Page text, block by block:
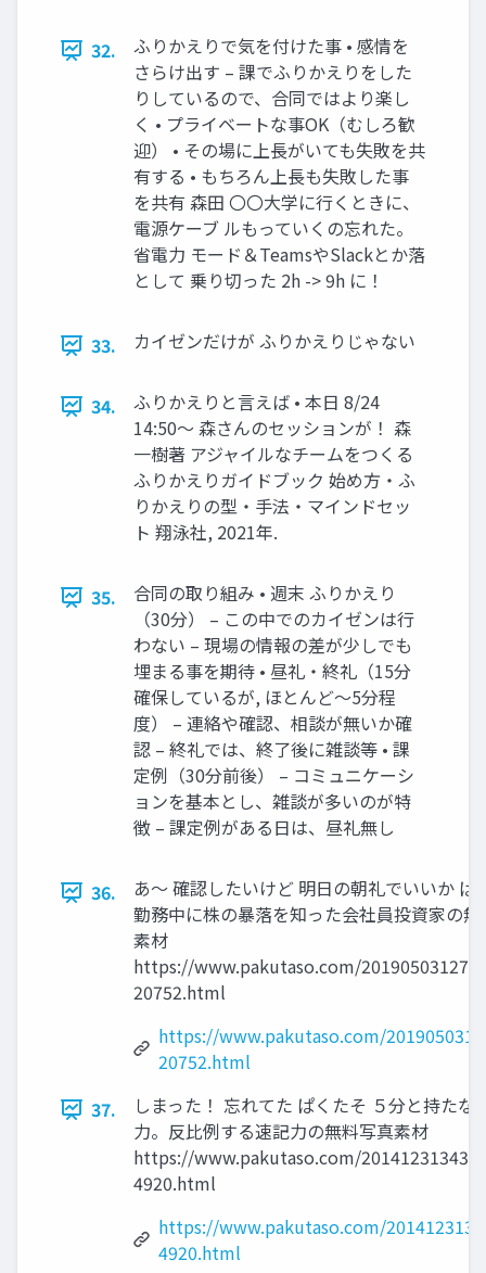
32.
ふりかえりで気を付けた事 • 感情を
さらけ出す – 課でふりかえりをした
りしているので、合同ではより楽し
く • プライベートな事OK（むしろ歓
迎） • その場に上長がいても失敗を共
有する • もちろん上長も失敗した事
を共有 森田 〇〇大学に行くときに、
電源ケーブ ルもっていくの忘れた。
省電力 モード＆TeamsやSlackとか落
として 乗り切った 2h -> 9h に！
33. カイゼンだけが ふりかえりじゃない
34.
ふりかえりと言えば • 本日 8/24
14:50〜 森さんのセッションが！ 森
一樹著 アジャイルなチームをつくる
ふりかえりガイドブック 始め方・ふ
りかえりの型・手法・マインドセッ
ト 翔泳社, 2021年.
35.
合同の取り組み • 週末 ふりかえり
（30分） – この中でのカイゼンは行
わない – 現場の情報の差が少しでも
埋まる事を期待 • 昼礼・終礼（15分
確保しているが, ほとんど～5分程
度） – 連絡や確認、相談が無いか確
認 – 終礼では、終了後に雑談等 • 課
定例（30分前後） – コミュニケーシ
ョンを基本とし、雑談が多いのが特
徴 – 課定例がある日は、昼礼無し
36.
あ〜 確認したいけど 明日の朝礼でいいか ぱ
勤務中に株の暴落を知った会社員投資家の無
素材
https://www.pakutaso.com/
20752.html
https://www.pakutaso.com/
20752.html
37.
しまった！ 忘れてた ぱくたそ ５分と持たな
力。反比例する速記力の無料写真素材
https://www.pakutaso.com/
4920.html
https://www.pakutaso.com/
4920.html